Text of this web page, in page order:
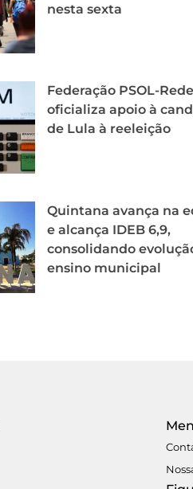
nesta sexta
Federação PSOL-Rede
oficializa apoio à
de Lula à reeleição
Quintana avança na
e alcança IDEB 6,9,
consolidando
ensino municipal